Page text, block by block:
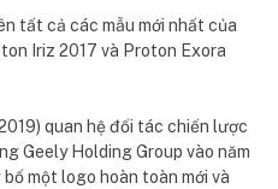
tất cả các mẫu mới nhất của
Iriz 2017 và Proton Exora
quan hệ đối tác chiến lược
Geely Holding Group vào năm
một logo hoàn toàn mới và